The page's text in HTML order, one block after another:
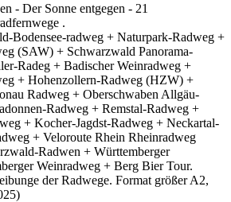
- Der Sonne entgegen - 21
.
Bodensee-radweg + Naturpark-Radweg +
(SAW) + Schwarzwald Panorama-
Radeg + Badischer Weinradweg +
+ Hohenzollern-Radweg (HZW) +
Radweg + Oberschwaben Allgäu-
Radweg + Remstal-Radweg +
+ Kocher-Jagdst-Radweg + Neckartal-
+ Veloroute Rhein Rheinradweg
Radwen + Württemberger
Weinradweg + Berg Bier Tour.
der Radwege. Format größer A2,